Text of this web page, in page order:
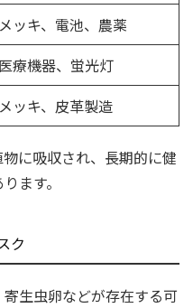
メッキ、電池、農薬
医療機器、蛍光灯
メッキ、皮革製造
に吸収され、長期的に健
ます。
ク
生虫卵などが存在する可